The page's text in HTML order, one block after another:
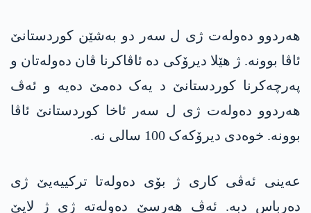
ھەردوو دەولەت ژی ل سەر دو بەشێن کوردستانێ
ئاڤا بوونە. ژ ھێلا دیرۆکی دە ئاڤاکرنا ڤان دەولەتان و
پەرچەکرنا کوردستانێ د یەک دەمێ دەیە و ئەڤ
ھەردوو دەولەت ژی ل سەر ئاخا کوردستانێ ئاڤا
بوونە. خوەدی دیرۆکەک 100 سالی نە.
عەینی ئەڤی کاری ژ بۆی دەولەتا ترکییەیێ ژی
دەرباس دبە. ئەڤ ھەرسێ دەولەتە ژی ژ لایێ